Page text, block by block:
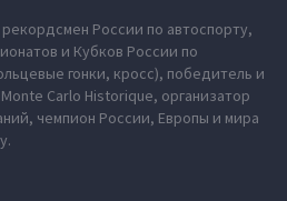
России по автоспорту,
и Кубков России по
гонки, кросс), победитель и
Carlo Historique, организатор
чемпион России, Европы и мира